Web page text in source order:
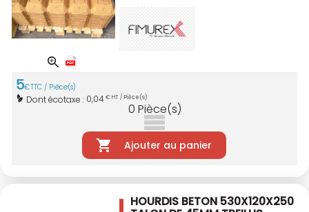
5€TTC / Pièce(s)
Dont écotaxe : 0,04€ HT / Pièce(s)
0 Pièce(s)
Ajouter au panier
HOURDIS BETON 530X120X250